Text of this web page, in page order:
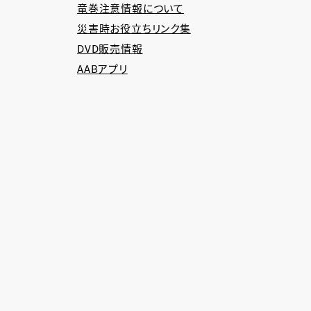
竜巻注意情報について
災害時お役立ちリンク集
DVD販売情報
AABアプリ